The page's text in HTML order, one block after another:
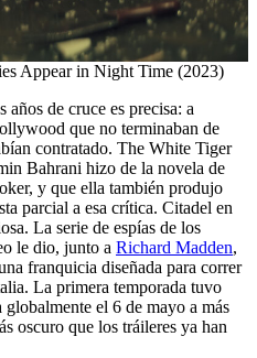
Appear in Night Time (2023)
años de cruce es precisa: a
que no terminaban de
contratado. The White Tiger
Bahrani hizo de la novela de
y que ella también produjo
parcial a esa crítica. Citadel en
La serie de espías de los
le dio, junto a Richard Madden,
franquicia diseñada para correr
La primera temporada tuvo
el 6 de mayo a más
oscuro que los tráileres ya han